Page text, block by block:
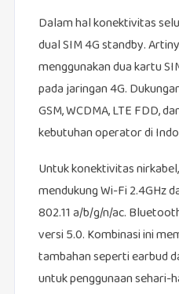
Dalam hal konektivitas
dual SIM 4G standby.
menggunakan dua kartu
pada jaringan 4G.
GSM, WCDMA, LTE FDD,
kebutuhan operator di
Untuk konektivitas
mendukung Wi-Fi 2.4GHz
802.11 a/b/g/n/ac.
versi 5.0. Kombinasi ini
tambahan seperti earbud
untuk penggunaan sehari-